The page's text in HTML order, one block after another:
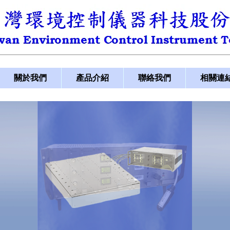
關於我們 產品介紹 聯絡我們 相關連